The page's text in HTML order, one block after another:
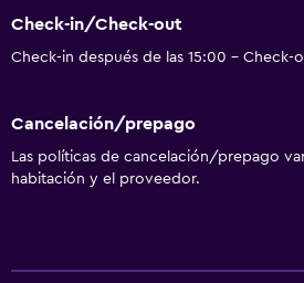
Check-in/Check-out
Check-in después de las 15:00 - Check-
Cancelación/prepago
Las políticas de cancelación/prepago
habitación y el proveedor.